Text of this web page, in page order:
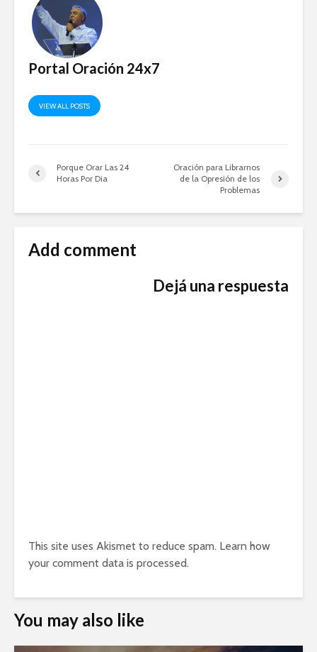
visita nuestra pagina
web…
Portal Oración 24x7
VIEW ALL POSTS
Porque Orar Las 24
Horas Por Dia
Oración para Librarnos
de la Opresión de los
Problemas
Add comment
Dejá una respuesta
This site uses Akismet to reduce spam. Learn how
your comment data is processed.
You may also like